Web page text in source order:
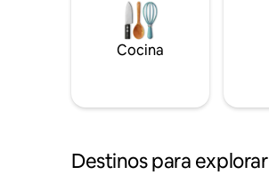
Cocina
Destinos para explorar